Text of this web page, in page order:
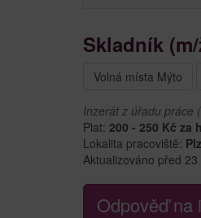
Skladník
Volná místa Mýto
Inzerát z úřadu práce
Plat: 200 - 250 Kč za
Lokalita pracoviště:
Aktualizováno před 23
Odpověď na